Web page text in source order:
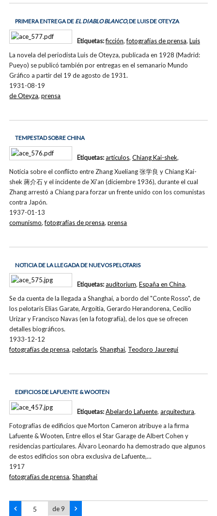
PRIMERA ENTREGA DE EL DIABLO BLANCO,DE LUIS DE OTEYZA
La novela del periodista Luis de Oteyza, publicada en 1928 (Madrid:
Pueyo) se publicó también por entregas en el semanario Mundo
Gráfico a partir del 19 de agosto de 1931.
1931-08-19
Etiquetas:ficción,fotografías de prensa, Luis
de Oteyza,prensa
TEMPESTAD SOBRE CHINA
Noticia sobre el conflicto entre Zhang Xueliang 张学良 y Chiang Kai-
shek 蔣介石 y el incidente de Xi'an (diciembre 1936), durante el cual
Zhang arrestó a Chiang para forzar un frente unido con los comunistas
contra Japón.
1937-01-13
Etiquetas:artículos, Chiang Kai-shek,
comunismo,fotografías de prensa,prensa
NOTICIA DE LA LLEGADA DE NUEVOS PELOTARIS
Se da cuenta de la llegada a Shanghai, a bordo del "Conte Rosso", de
los pelotaris Elias Garate, Argoitia, Gerardo Herandorena, Cecilio
Urizar y Francisco Navas (en la fotografía), de los que se ofrecen
detalles biográficos.
1933-12-12
Etiquetas:auditorium, España en China,
fotografías de prensa,pelotaris,Shanghai, Teodoro Jauregui
EDIFICIOS DE LAFUENTE & WOOTEN
Fotografías de edificios que Morton Cameron atribuye a la firma
Lafuente & Wooten, Entre ellos el Star Garage de Albert Cohen y
residencias particulares. Álvaro Leonardo ha demostrado que algunos
de estos edificios son obra exclusiva de Lafuente,…
1917
Etiquetas:Abelardo Lafuente, arquitectura,
fotografías de prensa,Shanghai
de 9